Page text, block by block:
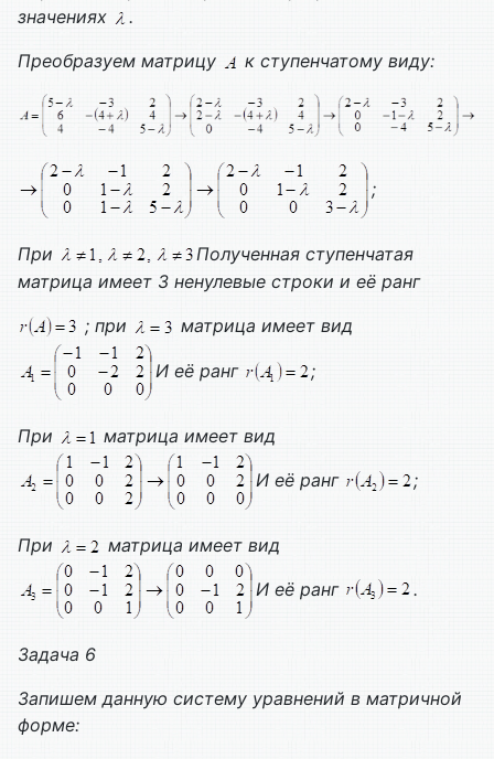
значениях
.
Преобразуем матрицу
к ступенчатому виду:
;
При
Полученная ступенчатая
матрица имеет 3 ненулевые строки и её ранг
; при
матрица имеет вид
И её ранг ;
При
матрица имеет вид
И её ранг
;
При
матрица имеет вид
И её ранг
.
Задача 6
Запишем данную систему уравнений в матричной
форме: